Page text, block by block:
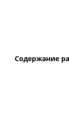
Содержание